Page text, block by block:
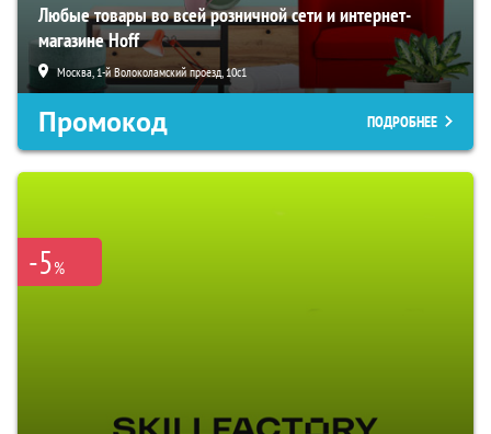
Любые товары во всей розничной сети и интернет-
магазине Hoff
Москва, 1-й Волоколамский проезд, 10с1
Промокод ПОДРОБНЕЕ
-5%